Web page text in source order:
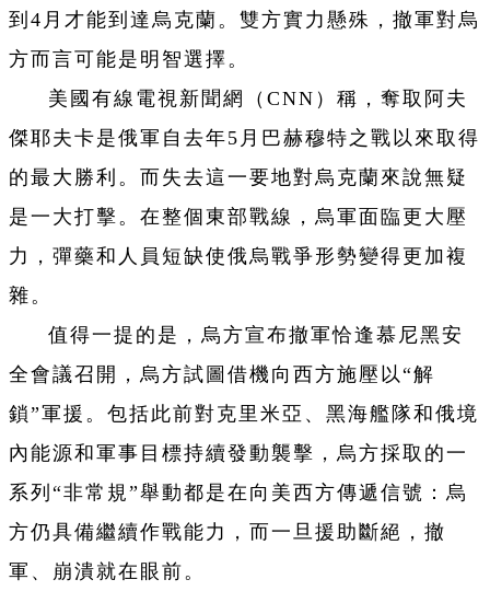
到4月才能到達烏克蘭。雙方實力懸殊，撤軍對烏
方而言可能是明智選擇。
美國有線電視新聞網（CNN）稱，奪取阿夫
傑耶夫卡是俄軍自去年5月巴赫穆特之戰以來取得
的最大勝利。而失去這一要地對烏克蘭來說無疑
是一大打擊。在整個東部戰線，烏軍面臨更大壓
力，彈藥和人員短缺使俄烏戰爭形勢變得更加複
雜。
值得一提的是，烏方宣布撤軍恰逢慕尼黑安
全會議召開，烏方試圖借機向西方施壓以“解
鎖”軍援。包括此前對克里米亞、黑海艦隊和俄境
內能源和軍事目標持續發動襲擊，烏方採取的一
系列“非常規”舉動都是在向美西方傳遞信號：烏
方仍具備繼續作戰能力，而一旦援助斷絕，撤
軍、崩潰就在眼前。